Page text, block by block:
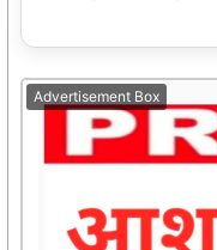
Advertisement Box